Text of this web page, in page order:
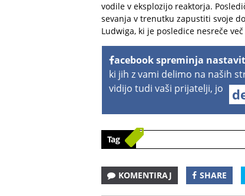
vodile v eksplozijo reaktorja.
sevanja v trenutku zapustiti svoje
Ludwiga, ki je posledice nesreče
acebook spreminja
ki jih z vami delimo na naših
vidijo tudi vaši prijatelji, jo
Tag
KOMENTIRAJ SHARE